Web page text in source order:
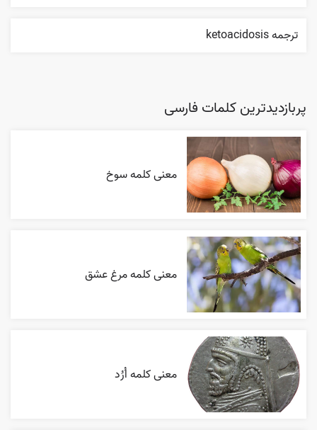
ترجمه ketoacidosis
پربازدیدترین کلمات فارسی
معنی کلمه سوخ
معنی کلمه مرغ عشق
معنی کلمه اُرُد